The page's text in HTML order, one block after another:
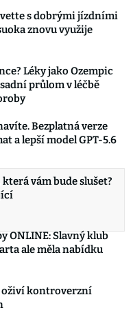
s dobrými jízdními
znovu využije
Léky jako Ozempic
průlom v léčbě
Bezplatná verze
a lepší model GPT-5.6
vám bude slušet?
ONLINE: Slavný klub
ale měla nabídku
kontroverzní